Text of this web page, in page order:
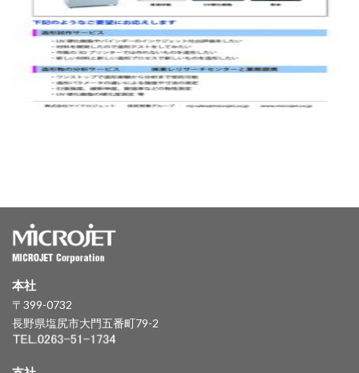
本社
〒399-0732
長野県塩尻市大門五番町79-2